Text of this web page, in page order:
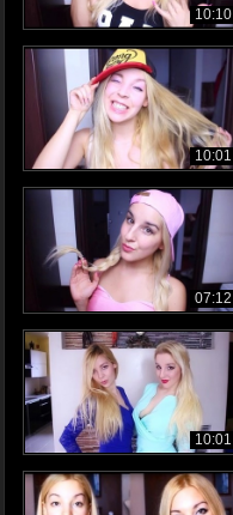
10:10
10:01
07:12
10:01